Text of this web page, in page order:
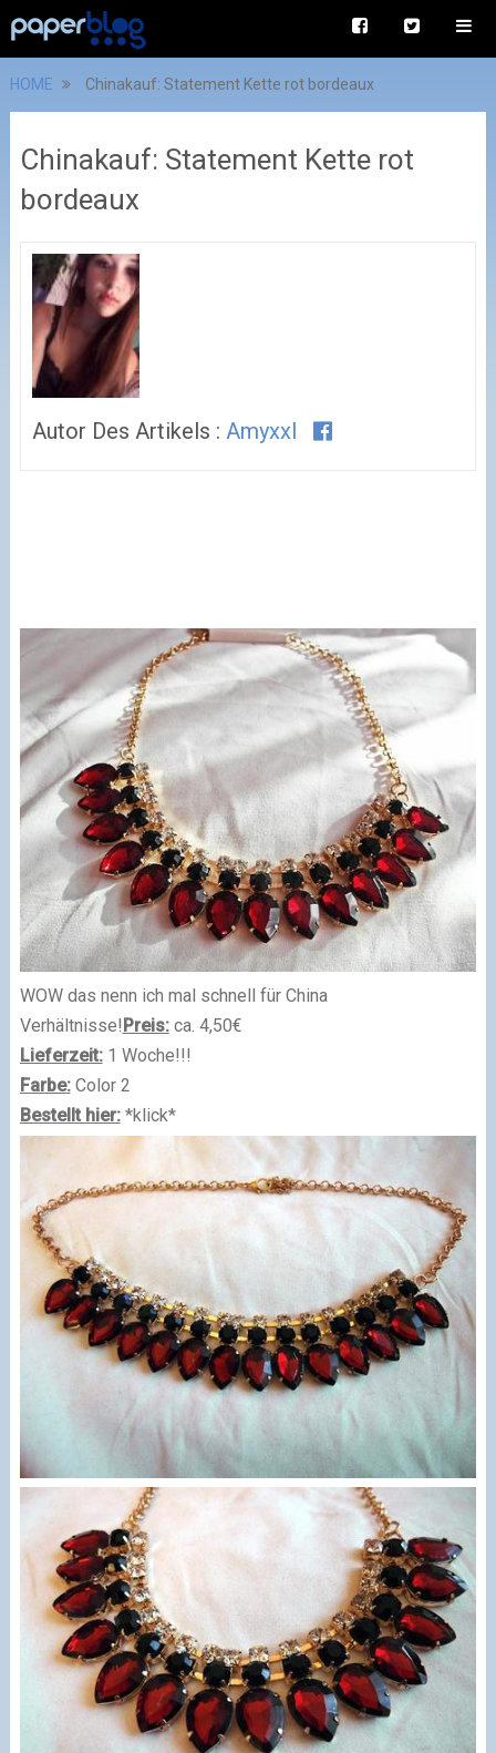
HOME Chinakauf: Statement Kette rot bordeaux
Chinakauf: Statement Kette rot
bordeaux
Autor Des Artikels : Amyxxl
WOW das nenn ich mal schnell für China
Verhältnisse!Preis:ca. 4,50€
Lieferzeit:1 Woche!!!
Farbe:Color 2
Bestellt hier:*klick*